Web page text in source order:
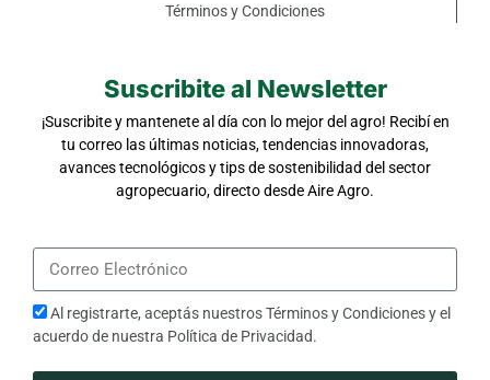
Términos y Condiciones
Suscribite al Newsletter
¡Suscribite y mantenete al día con lo mejor del agro! Recibí en
tu correo las últimas noticias, tendencias innovadoras,
avances tecnológicos y tips de sostenibilidad del sector
agropecuario, directo desde Aire Agro.
Al registrarte, aceptás nuestrosTérminos y Condicionesy el
acuerdo de nuestra Política de Privacidad.